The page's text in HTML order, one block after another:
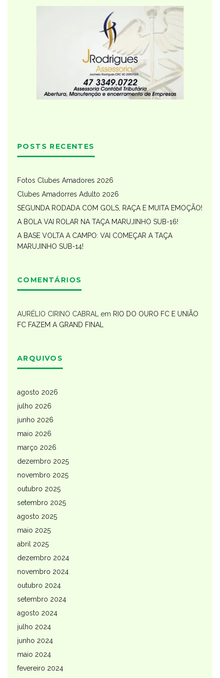
POSTS RECENTES
Fotos Clubes Amadores 2026
Clubes Amadorres Adulto 2026
SEGUNDA RODADA COM GOLS, RAÇA E MUITA EMOÇÃO!
A BOLA VAI ROLAR NA TAÇA MARUJINHO SUB-16!
A BASE VOLTA A CAMPO: VAI COMEÇAR A TAÇA
MARUJINHO SUB-14!
COMENTÁRIOS
AURÉLIO CIRINO CABRAL em RIO DO OURO FC E UNIÃO
FC FAZEM A GRAND FINAL
ARQUIVOS
agosto 2026
julho 2026
junho 2026
maio 2026
março 2026
dezembro 2025
novembro 2025
outubro 2025
setembro 2025
agosto 2025
maio 2025
abril 2025
dezembro 2024
novembro 2024
outubro 2024
setembro 2024
agosto 2024
julho 2024
junho 2024
maio 2024
fevereiro 2024